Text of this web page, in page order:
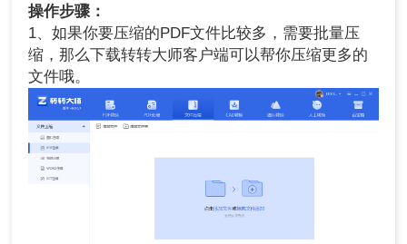
操作步骤：
1、如果你要压缩的PDF文件比较多，需要批量压
缩，那么下载转转大师客户端可以帮你压缩更多的
文件哦。